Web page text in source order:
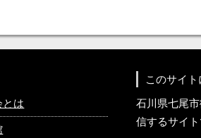
とは
このサイト
石川県七尾
信するサイト